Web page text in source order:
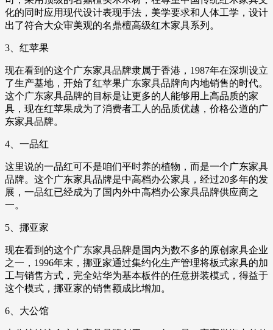
化的同时应用现代设计表现手法，美学要求和人体工学，设计
出了符合大众审美观的名鼎檀高级红木家具系列。
3、红苹果
现在看到的这个广东家具品牌隶属于香港，1987年在深圳设立
了生产基地，开始了红苹果广东家具品牌向内地销售的时代。
这个广东家具品牌的目标是让更多的人能够用上高品质的家
具，现在红苹果成为了消费者工人的品质优越，价格公道的广
东家具品牌。
4、一品红
这里说的一品红可不是咱们平时养的植物，而是一个广东家具
品牌。这个广东家具品牌是中高档办公家具，经过20多年的发
展，一品红已经成为了国内外中高档办公家具品牌供应商之
一。
5、挪亚家
现在看到的这个广东家具品牌是国内为数不多的原创家具企业
之一，1996年末，挪亚家通过集约化生产管理将板式家具的加
工与销售方式，完全站华为基本板件的任意拼装模式，得益于
这个模式，挪亚家的销售额成比增加。
6、大公馆